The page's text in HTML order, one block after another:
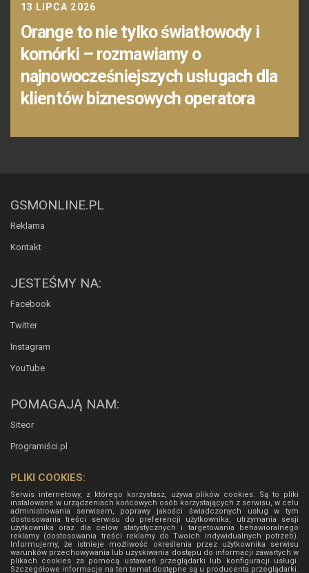
13 LIPCA 2026
Orange to nie tylko światłowody i
komórki – rozmawiamy o
najnowocześniejszych usługach dla
klientów biznesowych operatora
GSMONLINE.PL
Reklama
Kontakt
JESTEŚMY NA:
Facebook
Twitter
Instagram
YouTube
POMAGAJĄ NAM:
Siteor
Programiści.pl
PLIKI COOKIES:
Serwis internetowy, z którego korzystasz, używa plików cookies. Są to pliki
instalowane w urządzeniach końcowych osób korzystających z serwisu, w celu
administrowania serwisem, poprawy jakości świadczonych usług w tym
dostosowania treści serwisu do preferencji użytkownika, utrzymania sesji
użytkownika oraz dla celów statystycznych i targetowania behawioralnego
reklamy (dostosowania treści reklamy do Twoich indywidualnych potrzeb).
Informujemy, że istnieje możliwość określenia przez użytkownika serwisu
warunków przechowywania lub uzyskiwania dostępu do informacji zawartych w
plikach cookies za pomocą ustawień przeglądarki lub konfiguracji usługi.
Szczegółowe informacje na ten temat dostępne są u producenta przeglądarki.